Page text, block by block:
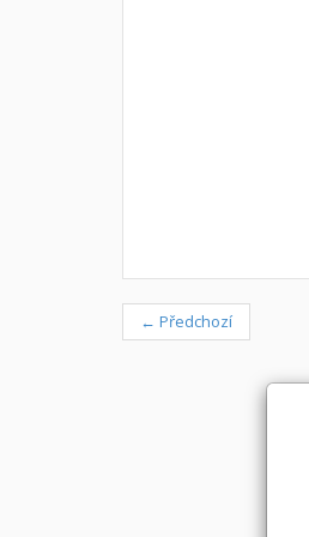
← Předchozí